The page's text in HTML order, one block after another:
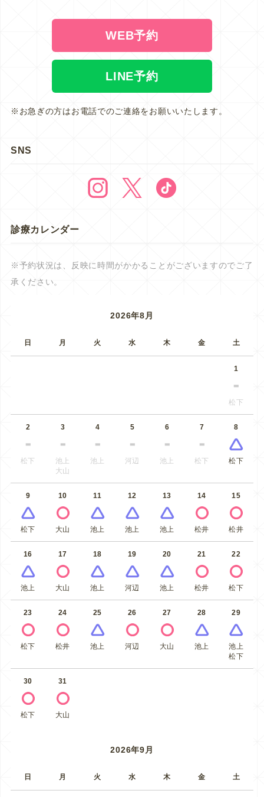
WEB予約
LINE予約
※お急ぎの方はお電話でのご連絡をお願いいたします。
SNS
診療カレンダー
※予約状況は、反映に時間がかかることがございますのでご了
承ください。
2026年8月
日 月 火 水 木 金 土
1
松下
2
松下
3
池上
大山
4
池上
5
河辺
6
池上
7
松下
8
松下
9
松下
10
大山
11
池上
12
池上
13
池上
14
松井
15
松井
16
池上
17
大山
18
池上
19
河辺
20
池上
21
松井
22
松下
23
松下
24
松井
25
池上
26
河辺
27
大山
28
池上
29
池上
松下
30
松下
31
大山
2026年9月
日 月 火 水 木 金 土